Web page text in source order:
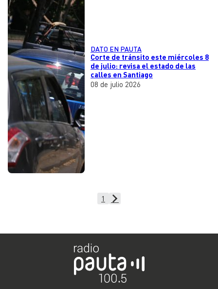
DATO EN PAUTA
Corte de tránsito este miércoles 8
de julio: revisa el estado de las
calles en Santiago
08 de julio 2026
1